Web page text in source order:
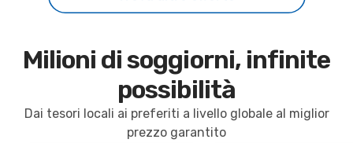
Milioni di soggiorni, infinite
possibilità
Dai tesori locali ai preferiti a livello globale al miglior
prezzo garantito